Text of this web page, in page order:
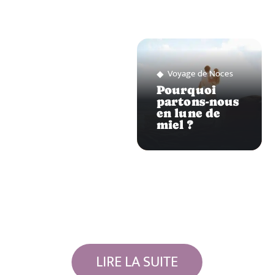
Voyage de Noces
Pourquoi
partons-nous
en lune de
miel ?
LIRE LA SUITE